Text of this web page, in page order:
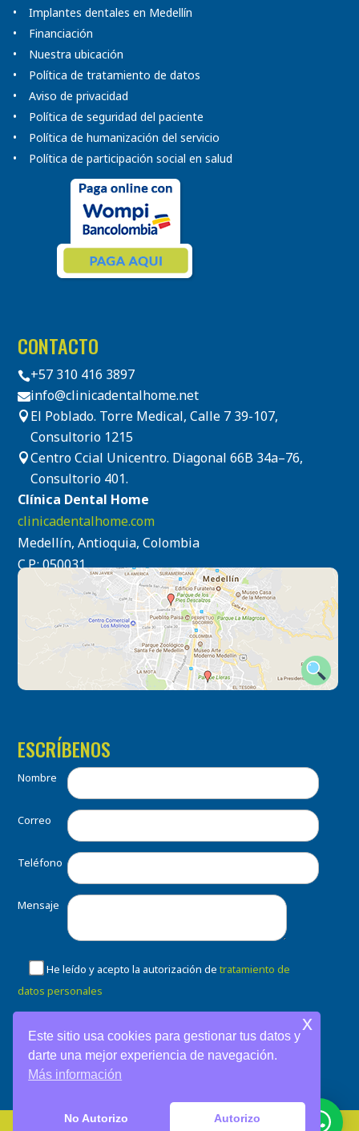
Implantes dentales en Medellín
Financiación
Nuestra ubicación
Política de tratamiento de datos
Aviso de privacidad
Política de seguridad del paciente
Política de humanización del servicio
Política de participación social en salud
CONTACTO
+57 310 416 3897
info@clinicadentalhome.net
 El Poblado. Torre Medical, Calle 7 39-107,
Consultorio 1215
Centro Ccial Unicentro. Diagonal 66B 34a–76,
Consultorio 401.
Clínica Dental Home
clinicadentalhome.com
Medellín, Antioquia, Colombia
C.P.: 050031
ESCRÍBENOS
Nombre
Correo
Teléfono
Mensaje
He leído y acepto la autorización detratamiento de
datos personales
Copyright 2026. Clínica Dental Home. Soporte: ESM
Este sitio usa cookies para gestionar tus datos y
darte una mejor experiencia de navegación.
Más información
No Autorizo Autorizo
x